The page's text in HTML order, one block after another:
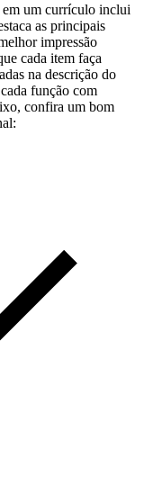
em um currículo inclui
as principais
impressão
cada item faça
na descrição do
função com
confira um bom